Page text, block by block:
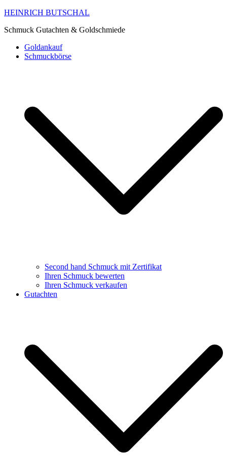
HEINRICH BUTSCHAL
Schmuck Gutachten & Goldschmiede
Goldankauf
Schmuckbörse
Second hand Schmuck mit Zertifikat
Ihren Schmuck bewerten
Ihren Schmuck verkaufen
Gutachten